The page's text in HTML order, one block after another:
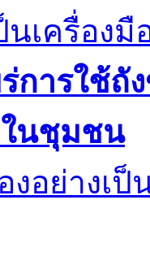
เครื่องมื
การใช้ถั
นชุมชน
งอย่างเ